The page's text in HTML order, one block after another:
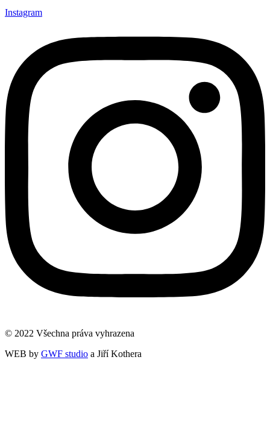
Instagram
© 2022 Všechna práva vyhrazena
WEB by GWF studio a Jiří Kothera